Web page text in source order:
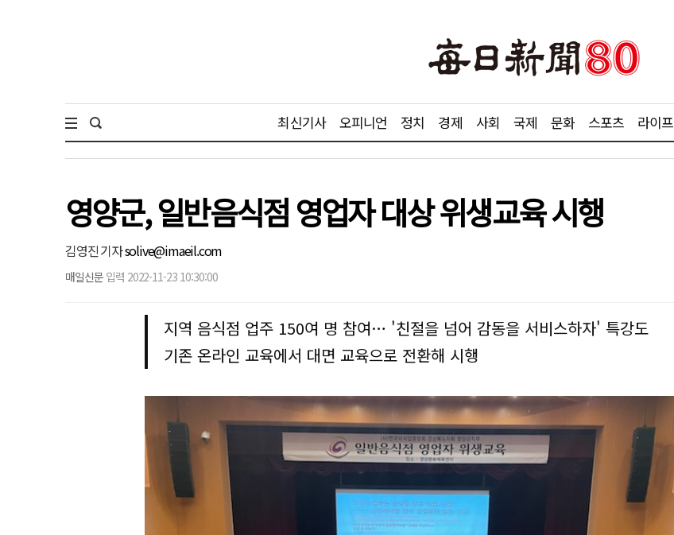
최신기사 오피니언 정치 경제 사회 국제 문화 스포츠 라이프
영양군, 일반음식점 영업자 대상 위생교육 시행
김영진 기자solive@imaeil.com
매일신문 입력 2022-11-23 10:30:00
지역 음식점 업주 150여 명 참여… '친절을 넘어 감동을 서비스하자' 특강도
기존 온라인 교육에서 대면 교육으로 전환해 시행